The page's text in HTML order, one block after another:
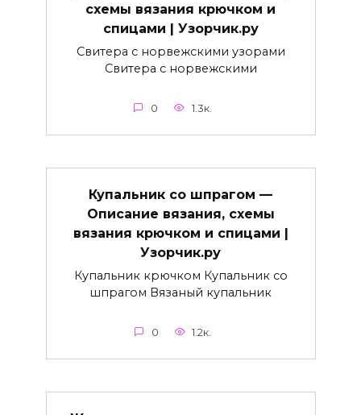
схемы вязания крючком и
спицами | Узорчик.ру
Свитера с норвежскими узорами
Свитера с норвежскими
0 1.3к.
Купальник со шпрагом —
Описание вязания, схемы
вязания крючком и спицами |
Узорчик.ру
Купальник крючком Купальник со
шпрагом Вязаный купальник
0 1.2к.